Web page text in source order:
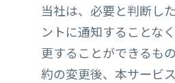
当社は、必要と判断し
ントに通知することな
更することができるも
約の変更後、本サービ